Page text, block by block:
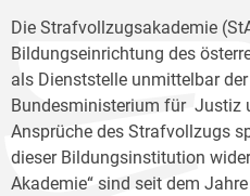
Die Strafvollzugsakademie
Bildungseinrichtung des
als Dienststelle unmittelbar
Bundesministerium für Justiz
Ansprüche des Strafvollzugs
dieser Bildungsinstitution
Akademie“ sind seit dem